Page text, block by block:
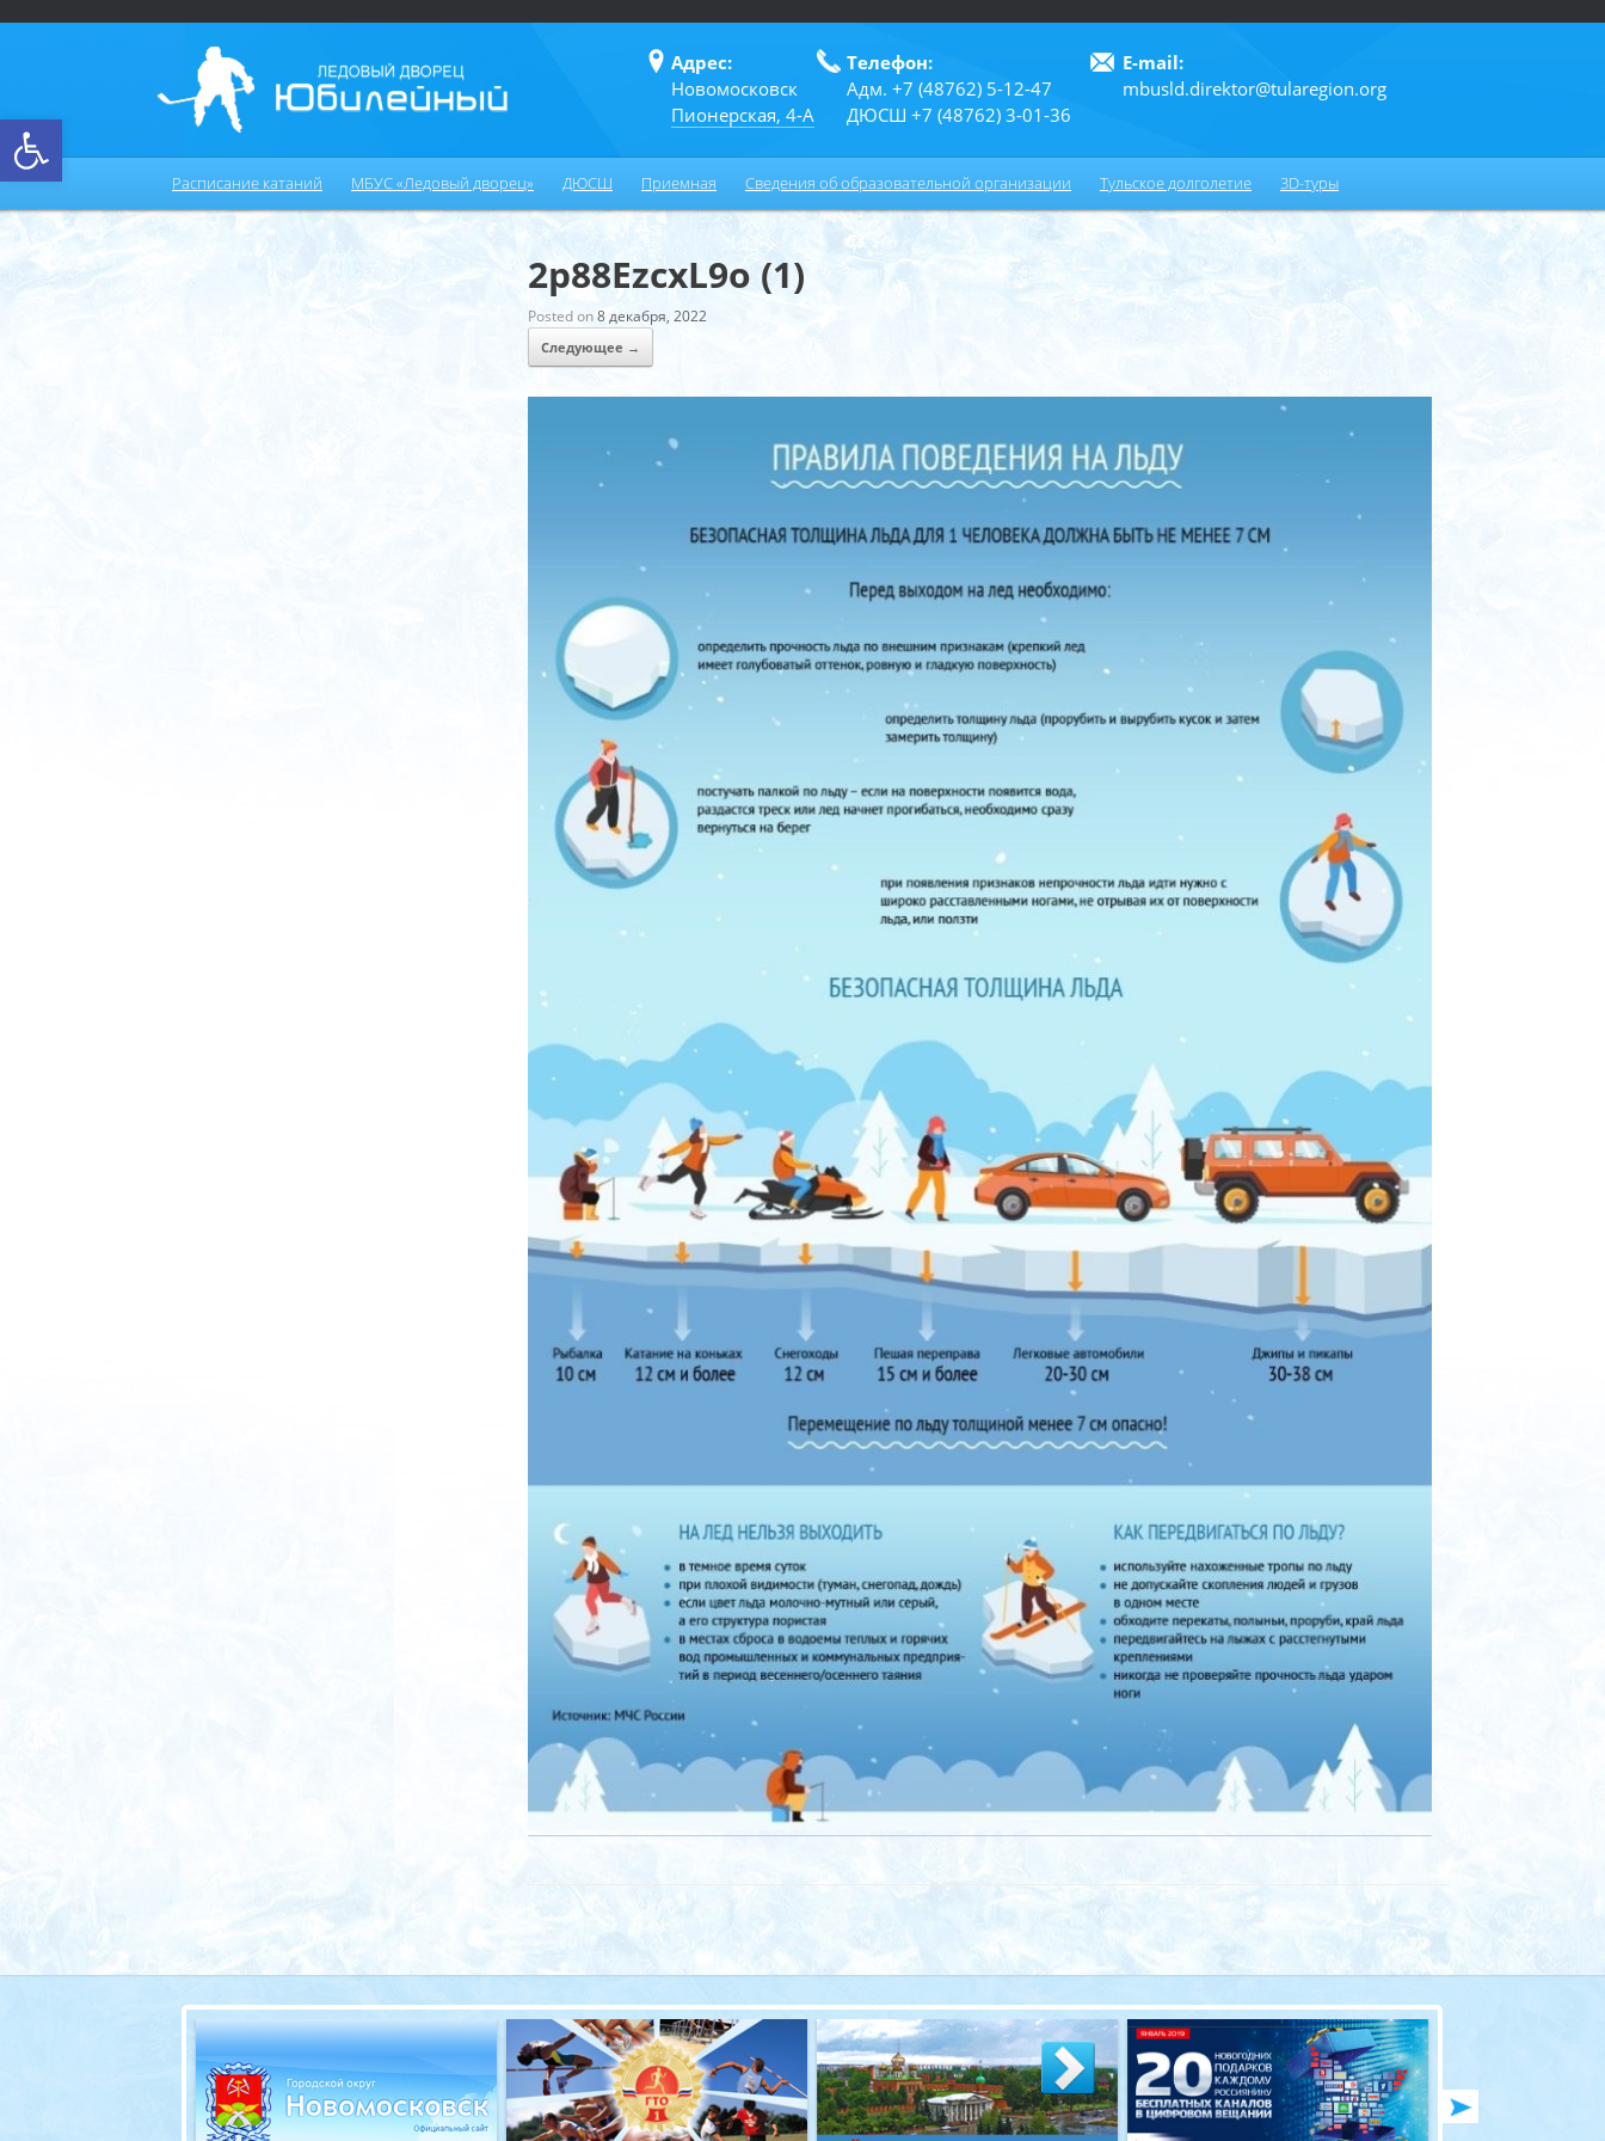
Открыть панель инструментов
Адрес:
Новомосковск
Пионерская, 4-А
Телефон:
Адм. +7 (48762) 5-12-47
ДЮСШ +7 (48762) 3-01-36
E-mail:
mbusld.direktor@tularegion.org
Расписание катаний МБУС «Ледовый дворец» ДЮСШ Приемная Сведения об образовательной организации Тульское долголетие 3D-туры
2p88EzcxL9o (1)
Posted on8 декабря, 2022
Следующее →